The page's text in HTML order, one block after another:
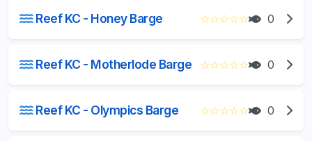
Reef KC - Honey Barge ☆☆☆☆☆ 0
Reef KC - Motherlode Barge ☆☆☆☆☆ 0
Reef KC - Olympics Barge ☆☆☆☆☆ 0